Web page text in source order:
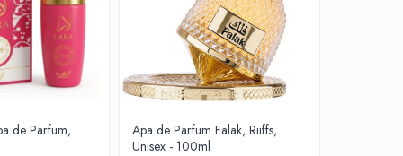
de Parfum,
Apa de Parfum Falak, Riiffs,
Unisex - 100ml